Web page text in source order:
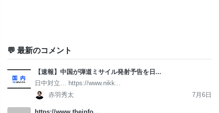
💬 最新のコメント
【速報】中国が弾道ミサイル発射予告を日...
日中対立… https://www.nikk...
赤羽秀太
7月6日